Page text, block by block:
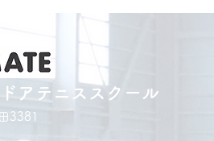
アテニススクール
3381